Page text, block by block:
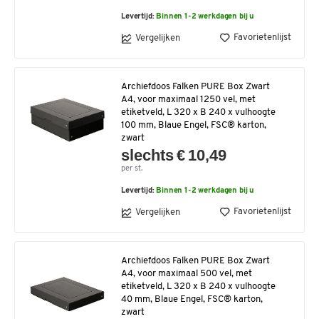
Levertijd: Binnen 1-2 werkdagen bij u
Vergelijken Favorietenlijst
Archiefdoos Falken PURE Box Zwart
A4, voor maximaal 1250 vel, met
etiketveld, L 320 x B 240 x vulhoogte
100 mm, Blaue Engel, FSC® karton,
zwart
slechts € 10,49
per st.
Levertijd: Binnen 1-2 werkdagen bij u
Vergelijken Favorietenlijst
Archiefdoos Falken PURE Box Zwart
A4, voor maximaal 500 vel, met
etiketveld, L 320 x B 240 x vulhoogte
40 mm, Blaue Engel, FSC® karton,
zwart